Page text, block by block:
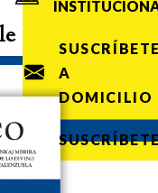
A
DOMICILIO